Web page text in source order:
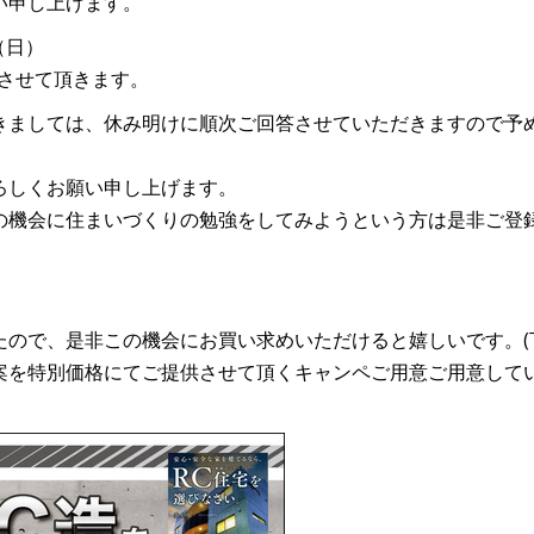
）
て頂きます。
しては、休み明けに順次ご回答させていただきますので予
くお願い申し上げます。
会に住まいづくりの勉強をしてみようという方は是非ご登
で、是非この機会にお買い求めいただけると嬉しいです。(
特別価格にてご提供させて頂くキャンペご用意ご用意して